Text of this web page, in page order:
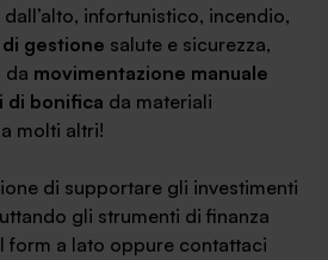
infortunistico, incendio,
gestione salute e sicurezza,
da movimentazione manuale
di bonifica da materiali
molti altri!
di supportare gli investimenti
gli strumenti di finanza
form a lato oppure contattaci